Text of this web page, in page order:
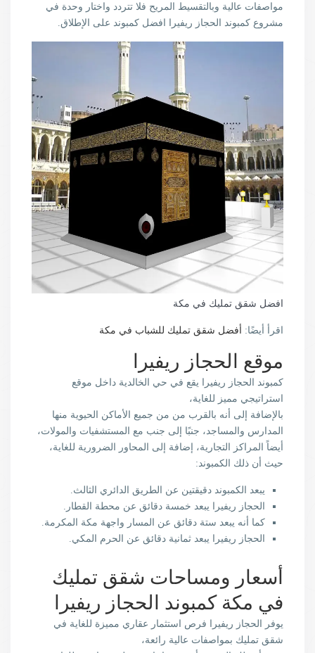
مواصفات عالية وبالتقسيط المريح فلا تتردد واختار وحدة في
مشروع كمبوند الحجاز ريفيرا افضل كمبوند على الإطلاق.
افضل شقق تمليك في مكة
اقرأ أيضًا: أفضل شقق تمليك للشباب في مكة
موقع الحجاز ريفيرا
كمبوند الحجاز ريفيرا يقع في حي الخالدية داخل موقع
استراتيجي مميز للغاية،
بالإضافة إلى أنه بالقرب من من جميع الأماكن الحيوية منها
المدارس والمساجد، جنبًا إلى جنب مع المستشفيات والمولات،
أيضاً المراكز التجارية، إضافة إلى المحاور الضرورية للغاية،
حيث أن ذلك الكمبوند:
يبعد الكمبوند دقيقتين عن الطريق الدائري الثالث.
الحجاز ريفيرا يبعد خمسة دقائق عن محطة القطار.
كما أنه يبعد ستة دقائق عن المسار واجهة مكة المكرمة.
الحجاز ريفيرا يبعد ثمانية دقائق عن الحرم المكي.
أسعار ومساحات شقق تمليك
في مكة كمبوند الحجاز ريفيرا
يوفر الحجاز ريفيرا فرص استثمار عقاري مميزة للغاية في
شقق تمليك بمواصفات عالية رائعة،